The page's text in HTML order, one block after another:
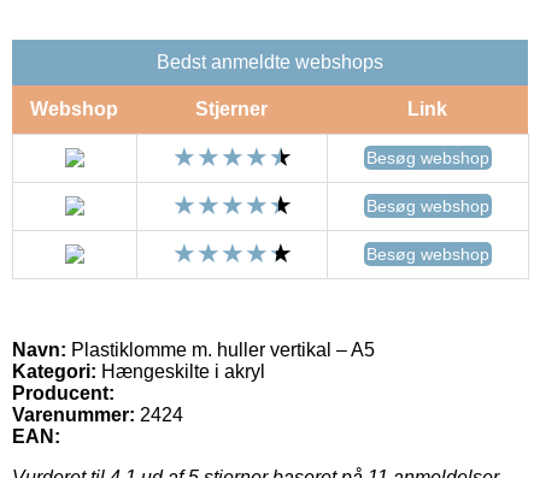
Bedst anmeldte webshops
Webshop Stjerner Link
Besøg webshop
Besøg webshop
Besøg webshop
Navn: Plastiklomme m. huller vertikal – A5
Kategori: Hængeskilte i akryl
Producent:
Varenummer: 2424
EAN: